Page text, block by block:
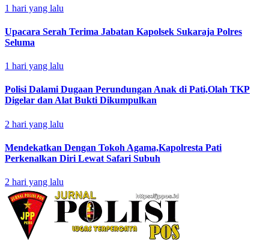
1 hari yang lalu
Upacara Serah Terima Jabatan Kapolsek Sukaraja Polres
Seluma
1 hari yang lalu
Polisi Dalami Dugaan Perundungan Anak di Pati,Olah TKP
Digelar dan Alat Bukti Dikumpulkan
2 hari yang lalu
Mendekatkan Dengan Tokoh Agama,Kapolresta Pati
Perkenalkan Diri Lewat Safari Subuh
2 hari yang lalu